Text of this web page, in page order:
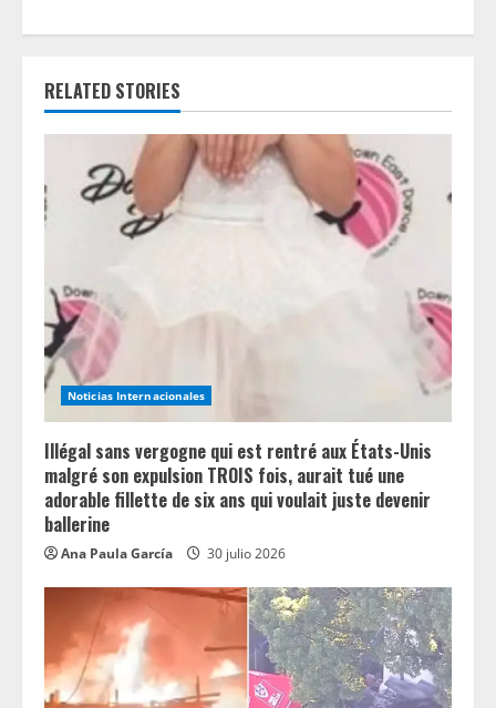
R
a
i
n
g
RELATED STORIES
Noticias Internacionales
Illégal sans vergogne qui est rentré aux États-Unis
malgré son expulsion TROIS fois, aurait tué une
adorable fillette de six ans qui voulait juste devenir
ballerine
Ana Paula García 30 julio 2026